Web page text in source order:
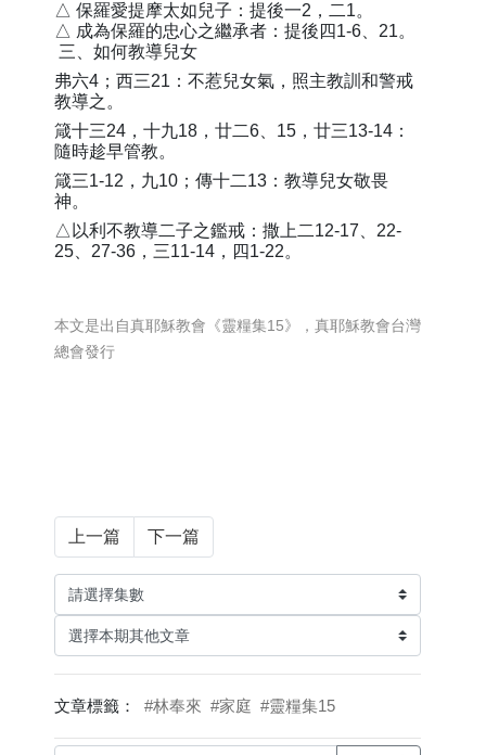
△ 保羅愛提摩太如兒子：提後一2，二1。
△ 成為保羅的忠心之繼承者：提後四1-6、21。
三、如何教導兒女
弗六4；西三21：不惹兒女氣，照主教訓和警戒
教導之。
箴十三24，十九18，廿二6、15，廿三13-14：
隨時趁早管教。
箴三1-12，九10；傳十二13：教導兒女敬畏
神。
△以利不教導二子之鑑戒：撒上二12-17、22-
25、27-36，三11-14，四1-22。
本文是出自真耶穌教會《靈糧集15》，真耶穌教會台灣
總會發行
上一篇 下一篇
文章標籤： #林奉來 #家庭 #靈糧集15